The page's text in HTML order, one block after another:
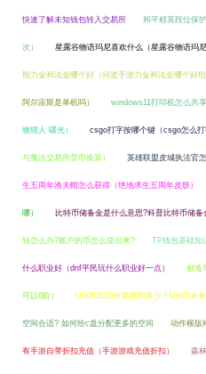
快速了解未知钱包转入交易所 和平精英段位保
次） 星露谷物语玛尼喜欢什么（星露谷物语玛
期力金和法金哪个好（问道手游力金和法金哪个好组
阿尔宙斯是单机吗） windows11打印机怎么共
物猎人 曙光） csgo打字按哪个键（csgo怎么打
与魔法交易所货币换算） 英雄联盟皮城执法官
生五周年渔夫帽怎么获得（绝地求生五周年皮肤）
哪） 比特币储备金是什么意思?科普比特币储备
转怎么办?账户的币怎么提出来? TP钱包基础知
什么职业好（dnf平民玩什么职业好一点） 创造
可以6阶） Uni币2025价格能到多少？Uni币未
空间合适? 如何给c盘分配更多的空间 动作横版
有手游自带折扣充值（手游游戏充值折扣） 森